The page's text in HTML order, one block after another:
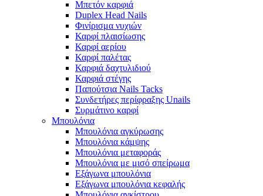
Μπετόν καρφιά
Duplex Head Nails
Φινίρισμα νυχιών
Καρφί πλαισίωσης
Καρφί αερίου
Καρφί παλέτας
Καρφιά δαχτυλιδιού
Καρφιά στέγης
Παπούτσια Nails Tacks
Συνδετήρες περίφραξης Unails
Συρμάτινο καρφί
Μπουλόνια
Μπουλόνια αγκύρωσης
Μπουλόνια κάμψης
Μπουλόνια μεταφοράς
Μπουλόνια με μισό σπείρωμα
Εξάγωνα μπουλόνια
Εξάγωνα μπουλόνια κεφαλής